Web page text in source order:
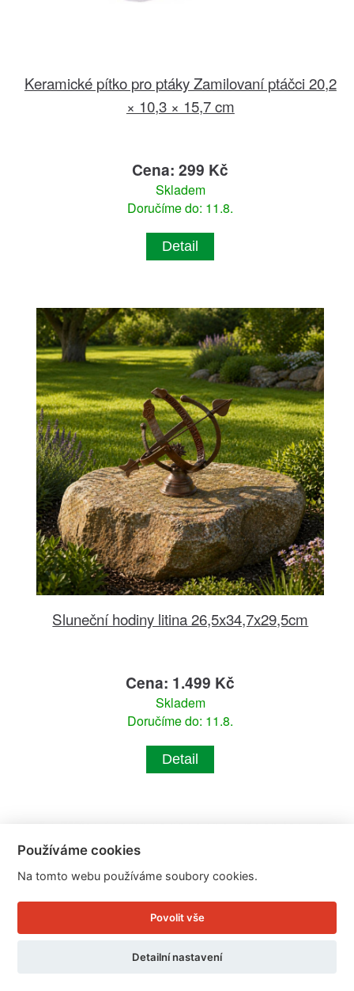
Keramické pítko pro ptáky Zamilovaní ptáčci 20,2
× 10,3 × 15,7 cm
Cena: 299 Kč
Skladem
Doručíme do: 11.8.
Detail
Sluneční hodiny litina 26,5x34,7x29,5cm
Cena: 1.499 Kč
Skladem
Doručíme do: 11.8.
Detail
Používáme cookies
Na tomto webu používáme soubory cookies.
Povolit vše
Detailní nastavení